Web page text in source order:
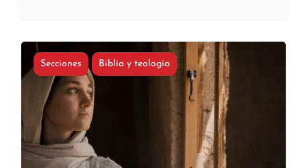
Secciones Biblia y teología